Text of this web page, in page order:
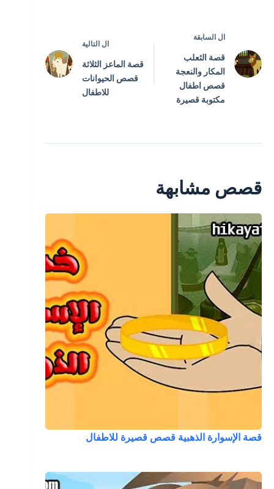
ال السابقة
قصة الثعلب
المكار والنعجة
قصص اطفال
مكتوبة قصيرة
ال التالية
قصة الماعز الثلاثة
قصص الحيوانات
للاطفال
قصص مشابهة
قصة الإسوارة الذهبية قصص قصيرة للاطفال